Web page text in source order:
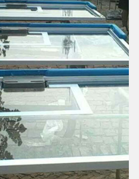
新闻中心
荣誉资质
联系我们